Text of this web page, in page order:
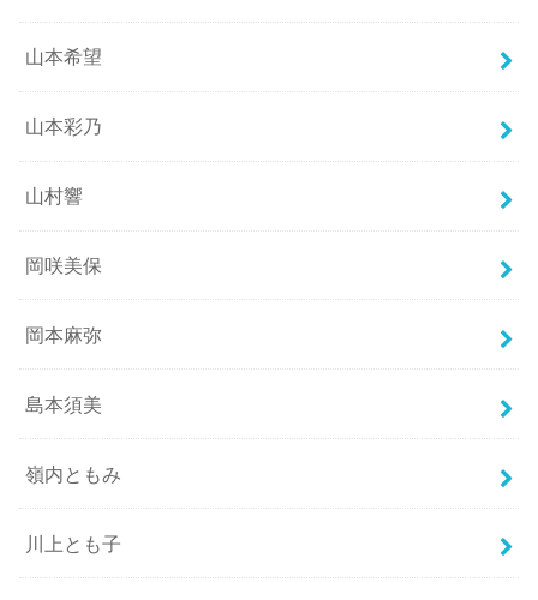
山本希望
山本彩乃
山村響
岡咲美保
岡本麻弥
島本須美
嶺内ともみ
川上とも子